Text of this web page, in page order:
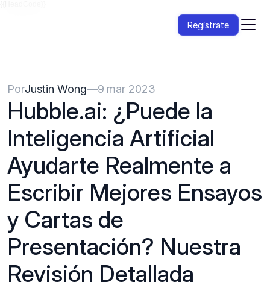
Regístrate
PorJustin Wong—9 mar 2023
Hubble.ai: ¿Puede la
Inteligencia Artificial
Ayudarte Realmente a
Escribir Mejores Ensayos
y Cartas de
Presentación? Nuestra
Revisión Detallada